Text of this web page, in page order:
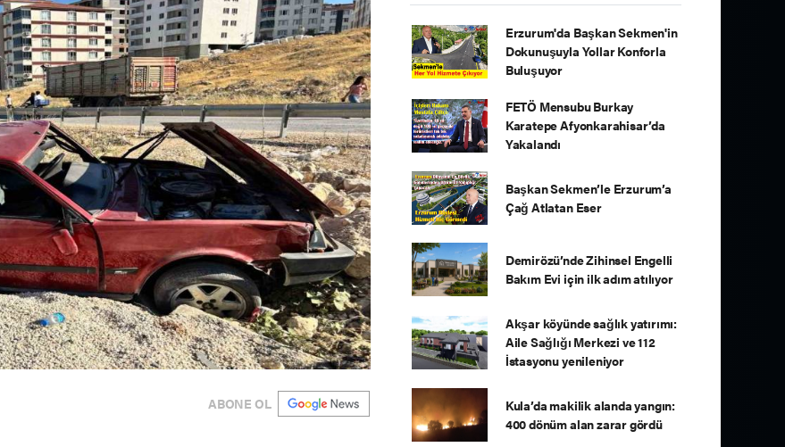
ABONE OL
Erzurum'da Başkan Sekmen'in
Dokunuşuyla Yollar Konforla
Buluşuyor
FETÖ Mensubu Burkay
Karatepe Afyonkarahisar’da
Yakalandı
Başkan Sekmen’le Erzurum’a
Çağ Atlatan Eser
Demirözü’nde Zihinsel Engelli
Bakım Evi için ilk adım atılıyor
Akşar köyünde sağlık yatırımı:
Aile Sağlığı Merkezi ve 112
İstasyonu yenileniyor
Kula’da makilik alanda yangın:
400 dönüm alan zarar gördü